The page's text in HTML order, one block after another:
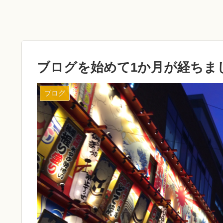
ブログを始めて1か月が経ちま
ブログ